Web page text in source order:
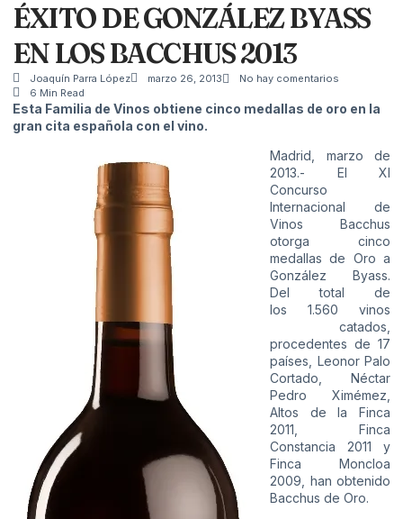
ÉXITO DE GONZÁLEZ BYASS
EN LOS BACCHUS 2013
Joaquín Parra López marzo 26, 2013
No hay comentarios
6 Min Read
Esta Familia de Vinos obtiene cinco medallas de oro en la
gran cita española con el vino.
Madrid, marzo de
2013.- El XI
Concurso
Internacional de
Vinos Bacchus
otorga cinco
medallas de Oro a
González Byass.
Del total de
los 1.560 vinos
catados,
procedentes de 17
países, Leonor Palo
Cortado, Néctar
Pedro Ximémez,
Altos de la Finca
2011, Finca
Constancia 2011 y
Finca Moncloa
2009, han obtenido
Bacchus de Oro.